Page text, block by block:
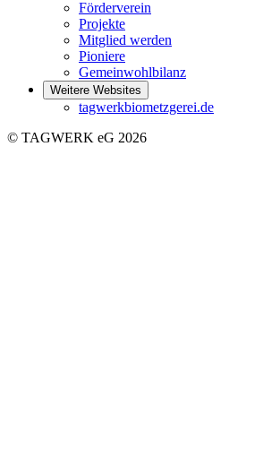
Förderverein
Projekte
Mitglied werden
Pioniere
Gemeinwohlbilanz
Weitere Websites
tagwerkbiometzgerei.de
© TAGWERK eG 2026